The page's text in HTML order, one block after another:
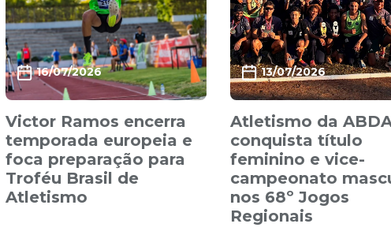
16/07/2026
Victor Ramos encerra
temporada europeia e
foca preparação para
Troféu Brasil de
Atletismo
13/07/2026
Atletismo da
conquista título
feminino e vice-
campeonato
nos 68º Jogos
Regionais